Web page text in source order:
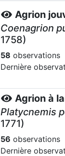
Agrion
Coenagrion
1758)
58 observations
Dernière
Agrion à
Platycnemis
1771)
56 observations
Dernière